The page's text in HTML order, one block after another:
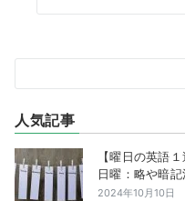
人気記事
【曜日の英語
日曜：略や暗記
2024年10月10日